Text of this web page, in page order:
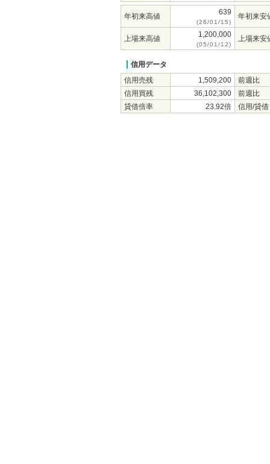
年初来高値 639
(26/01/15)
年初来安
上場来高値 1,200,000
(05/01/12)
上場来安
信用データ
信用売残
1,509,200
前週比
信用買残
36,102,300
前週比
貸借倍率
23.92倍 信用/貸借